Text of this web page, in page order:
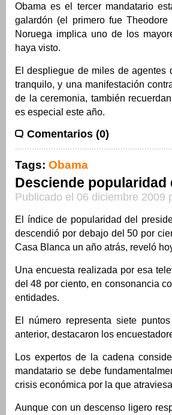
Obama es el tercer mandatario
galardón (el primero fue
Noruega implica uno de los
haya visto.
El despliegue de miles de agentes
tranquilo, y una manifestación
de la ceremonia, también
es especial este año.
Comentarios (0)
Tags: Obama
Desciende popularidad
Publicado el 06 diciembre 2009
El índice de popularidad del
descendió por debajo del 50 por
Casa Blanca un año atrás, reveló
Una encuesta realizada por esa
del 48 por ciento, en consonancia
entidades.
El número representa siete
anterior, destacaron los
Los expertos de la cadena
mandatario se debe
crisis económica por la que
Aunque con un descenso ligero